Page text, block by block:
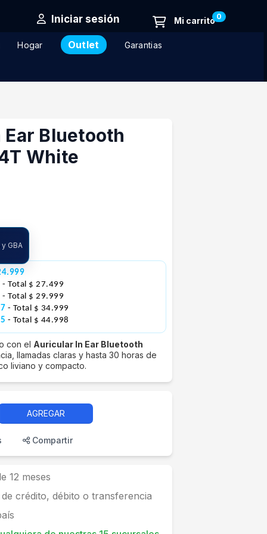
Iniciar sesión 0
Hogar Outlet Garantias
Bluetooth
White
- Total $ 27.499
- Total $ 29.999
- Total $ 34.999
- Total $ 44.998
con el Auricular In Ear Bluetooth
llamadas claras y hasta 30 horas de
liviano y compacto.
GBA
AGREGAR
Compartir
12 meses
crédito, débito o transferencia